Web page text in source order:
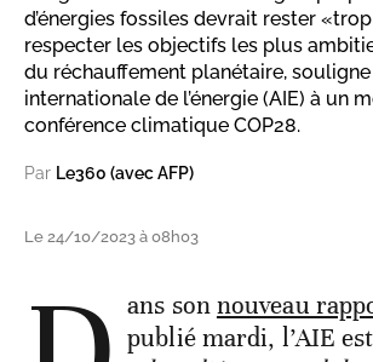
d’énergies fossiles devrait rester
respecter les objectifs les plus
du réchauffement planétaire, souligne
internationale de l’énergie (AIE) à un
conférence climatique COP28.
Par Le360 (avec AFP)
Le 24/10/2023 à 08h03
ans sonnouveau
publié mardi, l’AIE